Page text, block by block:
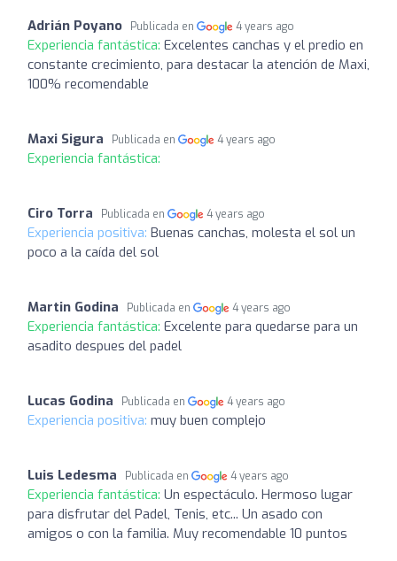
Adrián Poyano Publicada en 4 years ago
Experiencia fantástica: Excelentes canchas y el predio en
constante crecimiento, para destacar la atención de Maxi,
100% recomendable
Maxi Sigura Publicada en 4 years ago
Experiencia fantástica:
Ciro Torra Publicada en 4 years ago
Experiencia positiva: Buenas canchas, molesta el sol un
poco a la caída del sol
Martin Godina Publicada en 4 years ago
Experiencia fantástica: Excelente para quedarse para un
asadito despues del padel
Lucas Godina Publicada en 4 years ago
Experiencia positiva: muy buen complejo
Luis Ledesma Publicada en 4 years ago
Experiencia fantástica: Un espectáculo. Hermoso lugar
para disfrutar del Padel, Tenis, etc... Un asado con
amigos o con la familia. Muy recomendable 10 puntos